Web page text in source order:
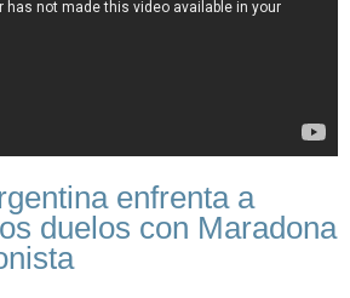
enfrenta a
duelos con Maradona